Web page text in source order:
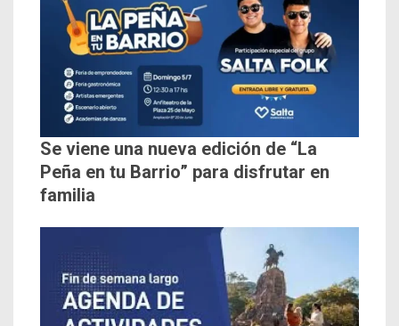
Se viene una nueva edición de “La
Peña en tu Barrio” para disfrutar en
familia